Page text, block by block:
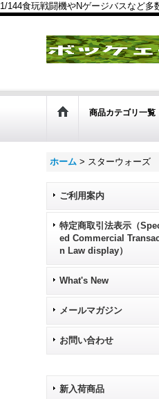
1/144食玩戦闘機やNゲージバスなど多
商品カテゴリ一覧
ホーム > スターウォーズ
ご利用案内
特定商取引法表示（
ed Commercial
n Law display）
What's New
メールマガジン
お問い合わせ
新入荷商品